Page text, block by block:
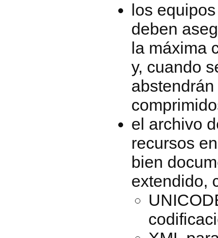
los
deben
la máxima
y, cuando
el archivo
recursos
bien
extendido,